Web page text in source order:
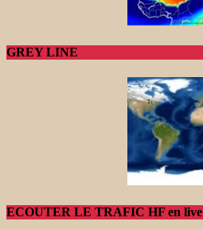
GREY LINE
ECOUTER LE TRAFIC HF en live